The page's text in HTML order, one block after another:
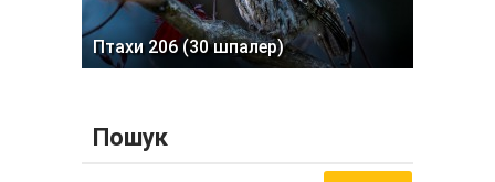
Птахи 206 (30 шпалер)
Пошук